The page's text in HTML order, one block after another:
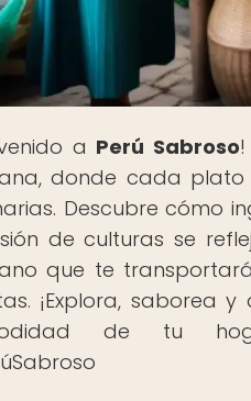
a Perú Sabroso
donde cada plato
Descubre cómo
de culturas se
que te
¡Explora,
de tu hogar!